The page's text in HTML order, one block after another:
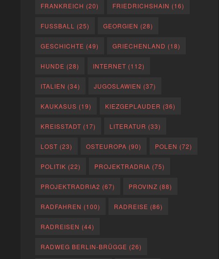
FRANKREICH (20) FRIEDRICHSHAIN (16)
FUSSBALL (25) GEORGIEN (28)
GESCHICHTE (49) GRIECHENLAND (18)
HUNDE (28) INTERNET (112)
ITALIEN (34) JUGOSLAWIEN (37)
KAUKASUS (19) KIEZGEPLAUDER (36)
KREISSTADT (17) LITERATUR (33)
LOST (23) OSTEUROPA (90) POLEN (72)
POLITIK (22) PROJEKTRADRIA (75)
PROJEKTRADRIA2 (67) PROVINZ (88)
RADFAHREN (100) RADREISE (86)
RADREISEN (44)
RADWEG BERLIN-BRÜGGE (26)